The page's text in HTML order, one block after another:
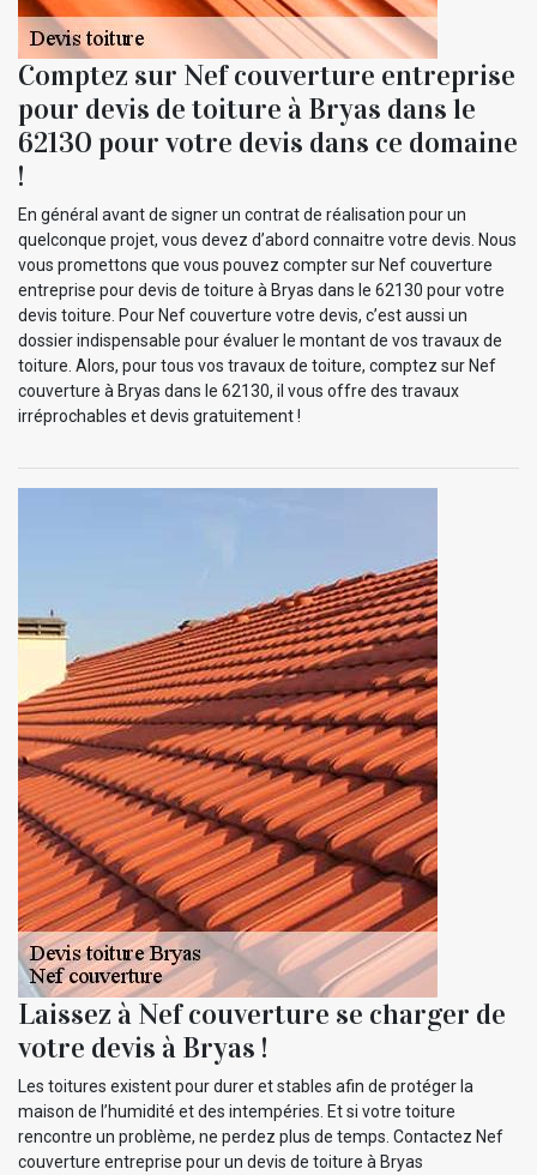
Comptez sur Nef couverture entreprise
pour devis de toiture à Bryas dans le
62130 pour votre devis dans ce domaine
!
En général avant de signer un contrat de réalisation pour un
quelconque projet, vous devez d’abord connaitre votre devis. Nous
vous promettons que vous pouvez compter sur Nef couverture
entreprise pour devis de toiture à Bryas dans le 62130 pour votre
devis toiture. Pour Nef couverture votre devis, c’est aussi un
dossier indispensable pour évaluer le montant de vos travaux de
toiture. Alors, pour tous vos travaux de toiture, comptez sur Nef
couverture à Bryas dans le 62130, il vous offre des travaux
irréprochables et devis gratuitement !
Laissez à Nef couverture se charger de
votre devis à Bryas !
Les toitures existent pour durer et stables afin de protéger la
maison de l’humidité et des intempéries. Et si votre toiture
rencontre un problème, ne perdez plus de temps. Contactez Nef
couverture entreprise pour un devis de toiture à Bryas